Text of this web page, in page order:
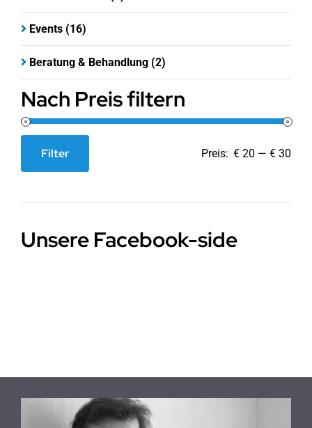
Events (16)
Beratung & Behandlung (2)
Nach Preis filtern
Max.
Filter Preis: € 20 — € 30
Unsere Facebook-side